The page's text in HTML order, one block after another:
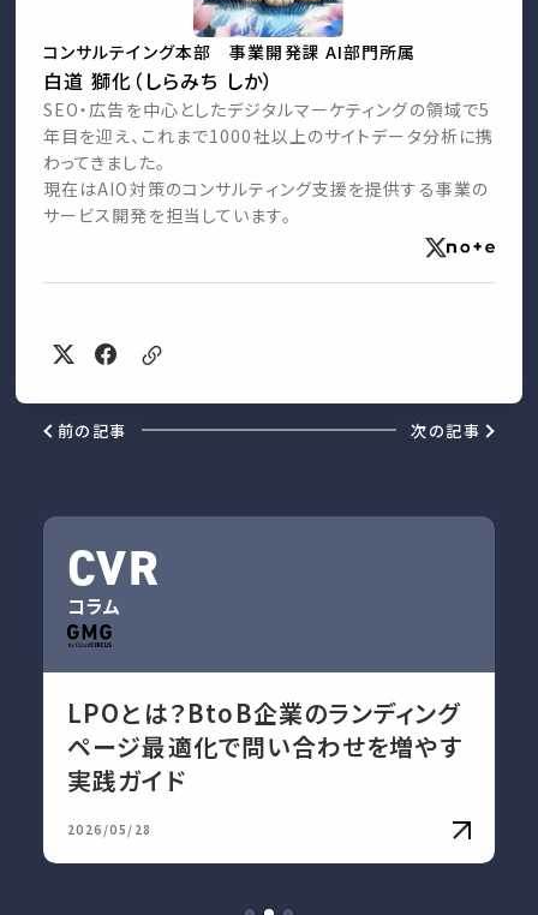
コンサルテイング本部 事業開発課 AI部門所属
白道 獅化（しらみち しか）
SEO・広告を中心としたデジタルマーケティングの領域で5
年目を迎え、これまで1000社以上のサイトデータ分析に携
わってきました。
現在はAIO対策のコンサルティング支援を提供する事業の
サービス開発を担当しています。
前の記事 次の記事
CVR
コラム
LPOとは？BtoB企業のランディング
ページ最適化で問い合わせを増やす
実践ガイド
2026/05/28